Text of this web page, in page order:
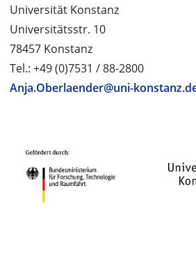
Universität Konstanz
Universitätsstr. 10
78457 Konstanz
Tel.: +49 (0)7531 / 88-2800
Anja.Oberlaender@uni-